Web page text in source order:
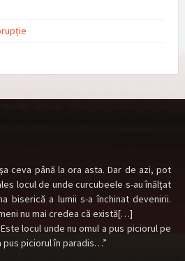
ceva până la ora asta. Dar de azi, pot
locul de unde curcubeele s-au înălţat
biserică a lumii s-a închinat devenirii.
nu mai credea că există[…]
locul unde nu omul a pus piciorul pe
pus piciorul în paradis…”